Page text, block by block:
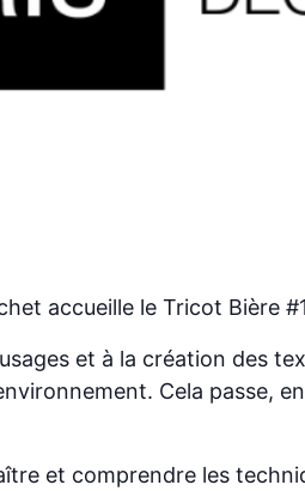
accueille le Tricot Bière
usages et à la création
Cela passe,
et comprendre les